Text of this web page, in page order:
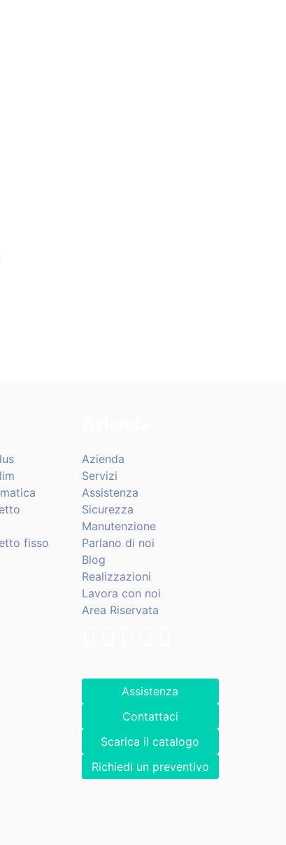
fisso
Azienda
Servizi
Assistenza
Sicurezza
Manutenzione
Parlano di noi
Blog
Realizzazioni
Lavora con noi
Area Riservata
Assistenza
Contattaci
Scarica il catalogo
Richiedi un preventivo